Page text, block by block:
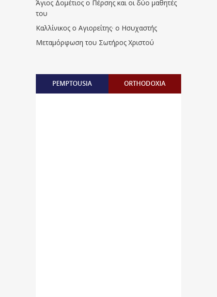
Άγιος Δομέτιος ο Πέρσης και οι δύο μαθητές
του
Καλλίνικος ο Αγιορείτης · ο Ησυχαστής
Μεταμόρφωση του Σωτήρος Χριστού
PEMPTOUSIA ORTHODOXIA